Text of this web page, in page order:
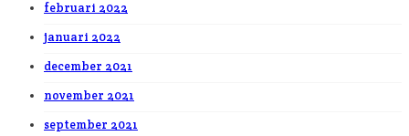
februari 2022
januari 2022
december 2021
november 2021
september 2021